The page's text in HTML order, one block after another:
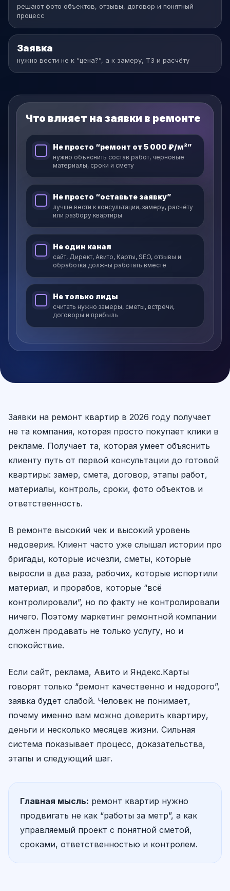
решают фото объектов, отзывы, договор и понятный
процесс
Заявка
нужно вести не к “цена?”, а к замеру, ТЗ и расчёту
Что влияет на заявки в ремонте
Не просто “ремонт от 5 000 ₽/м²”
нужно объяснить состав работ, черновые
материалы, сроки и смету
Не просто “оставьте заявку”
лучше вести к консультации, замеру, расчёту
или разбору квартиры
Не один канал
сайт, Директ, Авито, Карты, SEO, отзывы и
обработка должны работать вместе
Не только лиды
считать нужно замеры, сметы, встречи,
договоры и прибыль
Заявки на ремонт квартир в 2026 году получает
не та компания, которая просто покупает клики в
рекламе. Получает та, которая умеет объяснить
клиенту путь от первой консультации до готовой
квартиры: замер, смета, договор, этапы работ,
материалы, контроль, сроки, фото объектов и
ответственность.
В ремонте высокий чек и высокий уровень
недоверия. Клиент часто уже слышал истории про
бригады, которые исчезли, сметы, которые
выросли в два раза, рабочих, которые испортили
материал, и прорабов, которые “всё
контролировали”, но по факту не контролировали
ничего. Поэтому маркетинг ремонтной компании
должен продавать не только услугу, но и
спокойствие.
Если сайт, реклама, Авито и Яндекс.Карты
говорят только “ремонт качественно и недорого”,
заявка будет слабой. Человек не понимает,
почему именно вам можно доверить квартиру,
деньги и несколько месяцев жизни. Сильная
система показывает процесс, доказательства,
этапы и следующий шаг.
Главная мысль: ремонт квартир нужно
продвигать не как “работы за метр”, а как
управляемый проект с понятной сметой,
сроками, ответственностью и контролем.